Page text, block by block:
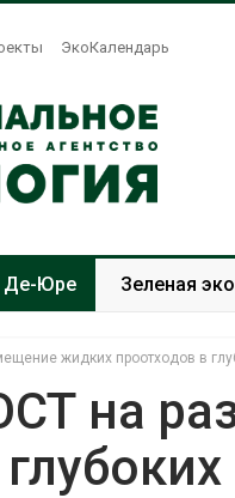
ЭкоКалендарь
Де-Юре Зеленая
жидких проотходов в
на